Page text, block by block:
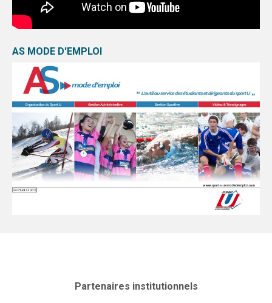
AS MODE D'EMPLOI
Partenaires institutionnels